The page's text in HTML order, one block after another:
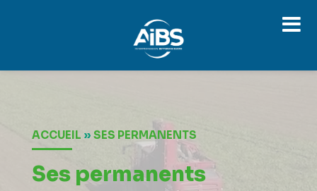
ACCUEIL » SES PERMANENTS
Ses permanents